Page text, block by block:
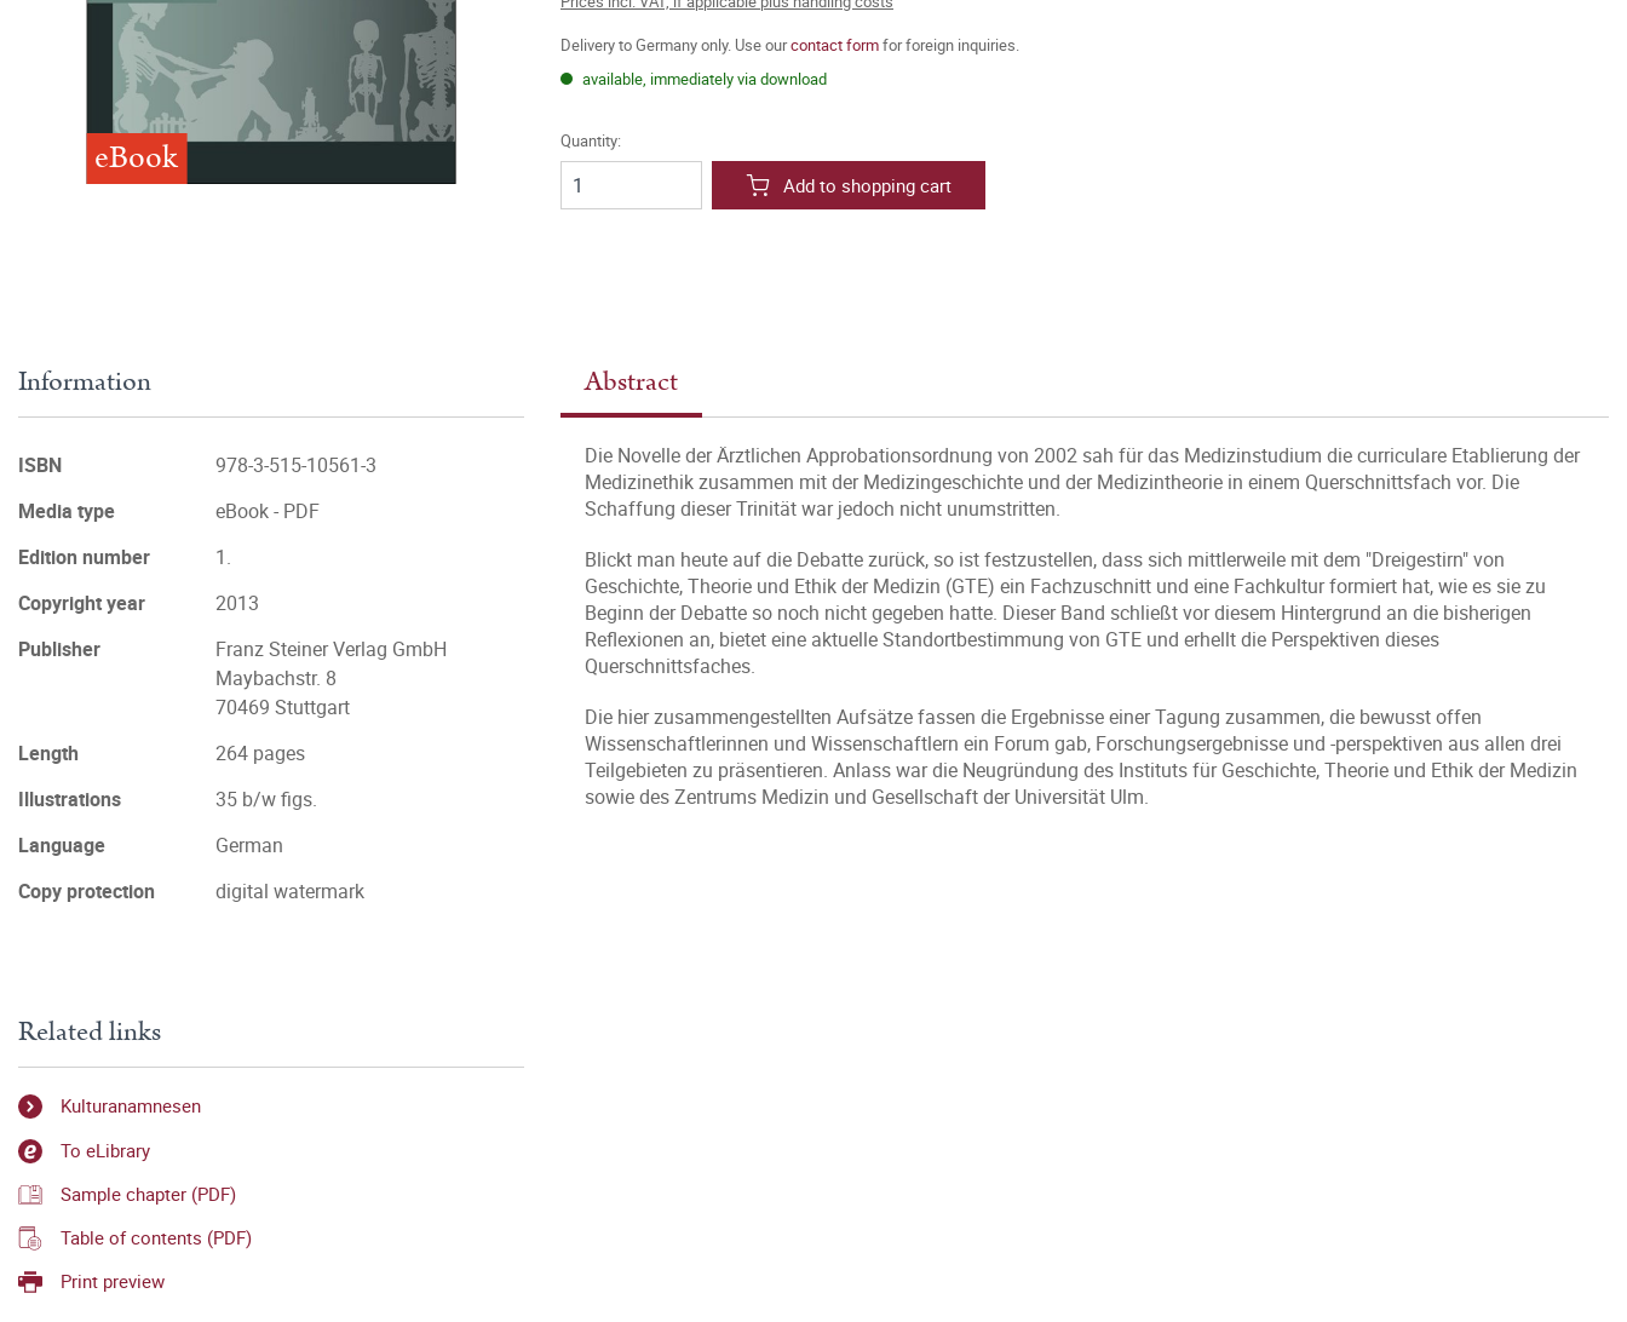
eBook
Delivery to Germany only. Use ourcontact formfor foreign inquiries.
available, immediately via download
Quantity:
Add to shopping cart
Abstract
Die Novelle der Ärztlichen Approbationsordnung von 2002 sah für das Medizinstudium die curriculare Etablierung der
Medizinethik zusammen mit der Medizingeschichte und der Medizintheorie in einem Querschnittsfach vor. Die
Schaffung dieser Trinität war jedoch nicht unumstritten.
Blickt man heute auf die Debatte zurück, so ist festzustellen, dass sich mittlerweile mit dem "Dreigestirn" von
Geschichte, Theorie und Ethik der Medizin (GTE) ein Fachzuschnitt und eine Fachkultur formiert hat, wie es sie zu
Beginn der Debatte so noch nicht gegeben hatte. Dieser Band schließt vor diesem Hintergrund an die bisherigen
Reflexionen an, bietet eine aktuelle Standortbestimmung von GTE und erhellt die Perspektiven dieses
Querschnittsfaches.
Die hier zusammengestellten Aufsätze fassen die Ergebnisse einer Tagung zusammen, die bewusst offen
Wissenschaftlerinnen und Wissenschaftlern ein Forum gab, Forschungsergebnisse und -perspektiven aus allen drei
Teilgebieten zu präsentieren. Anlass war die Neugründung des Instituts für Geschichte, Theorie und Ethik der Medizin
sowie des Zentrums Medizin und Gesellschaft der Universität Ulm.
Information
ISBN
978-3-515-10561-3
Media type
eBook - PDF
Edition number
1.
Copyright year
2013
Publisher
Franz Steiner Verlag GmbH
Maybachstr. 8
70469 Stuttgart
Length
264 pages
Illustrations
35 b/w figs.
Language
German
Copy protection
digital watermark
Related links
Kulturanamnesen
To eLibrary
Sample chapter (PDF)
Table of contents (PDF)
Print preview